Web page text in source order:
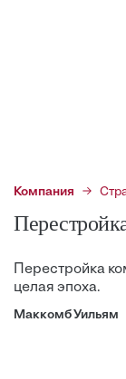
Компания
Перестройка
целая эпоха.
Маккомб Уильям